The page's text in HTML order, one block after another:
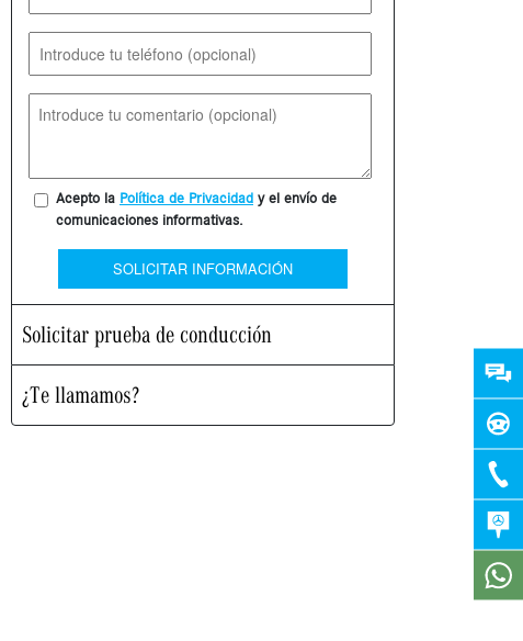
Acepto la Política de Privacidad y el envío de
comunicaciones informativas.
SOLICITAR INFORMACIÓN
Solicitar prueba de conducción
¿Te llamamos?